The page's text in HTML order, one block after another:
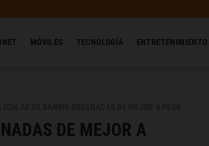
MÓVILES TECNOLOGÍA ENTRETENIMIENTO
DE MEJOR A